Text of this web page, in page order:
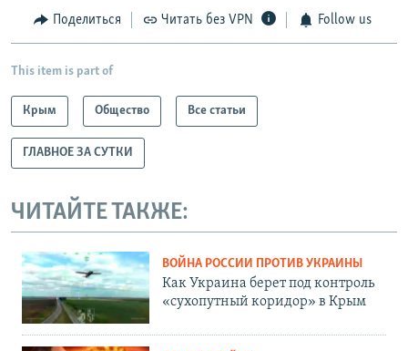
Поделиться Читать без VPN Follow us
This item is part of
Крым Общество Все статьи
ГЛАВНОЕ ЗА СУТКИ
ЧИТАЙТЕ ТАКЖЕ:
ВОЙНА РОССИИ ПРОТИВ УКРАИНЫ
Как Украина берет под контроль
«сухопутный коридор» в Крым